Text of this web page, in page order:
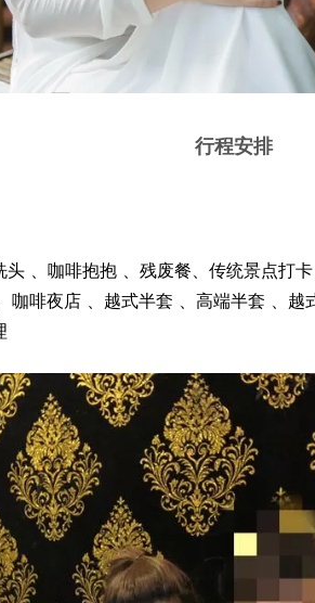
行程安排
头 、咖啡抱抱 、残废餐、传统景点打
咖啡夜店 、越式半套 、高端半套 、